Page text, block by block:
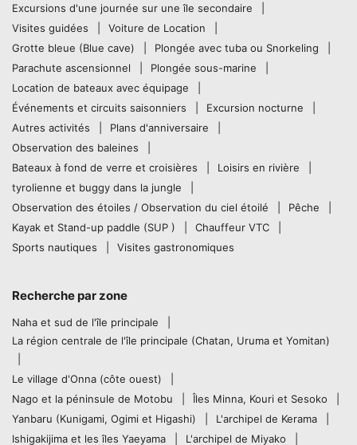
Excursions d'une journée sur une île secondaire
Visites guidées
Voiture de Location
Grotte bleue (Blue cave)
Plongée avec tuba ou Snorkeling
Parachute ascensionnel
Plongée sous-marine
Location de bateaux avec équipage
Événements et circuits saisonniers
Excursion nocturne
Autres activités
Plans d'anniversaire
Observation des baleines
Bateaux à fond de verre et croisières
Loisirs en rivière
tyrolienne et buggy dans la jungle
Observation des étoiles / Observation du ciel étoilé
Pêche
Kayak et Stand-up paddle (SUP )
Chauffeur VTC
Sports nautiques
Visites gastronomiques
Recherche par zone
Naha et sud de l'île principale
La région centrale de l'île principale (Chatan, Uruma et Yomitan)
Le village d'Onna (côte ouest)
Nago et la péninsule de Motobu
Îles Minna, Kouri et Sesoko
Yanbaru (Kunigami, Ogimi et Higashi)
L'archipel de Kerama
Ishigakijima et les îles Yaeyama
L'archipel de Miyako